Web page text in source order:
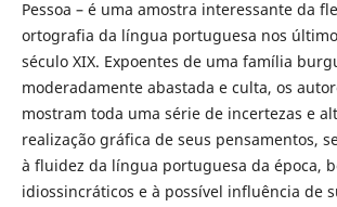
Pessoa – é uma amostra interessante da
ortografia da língua portuguesa nos
século XIX. Expoentes de uma família
moderadamente abastada e culta, os
mostram toda uma série de incertezas e
realização gráfica de seus pensamentos,
à fluidez da língua portuguesa da época,
idiossincráticos e à possível influência de